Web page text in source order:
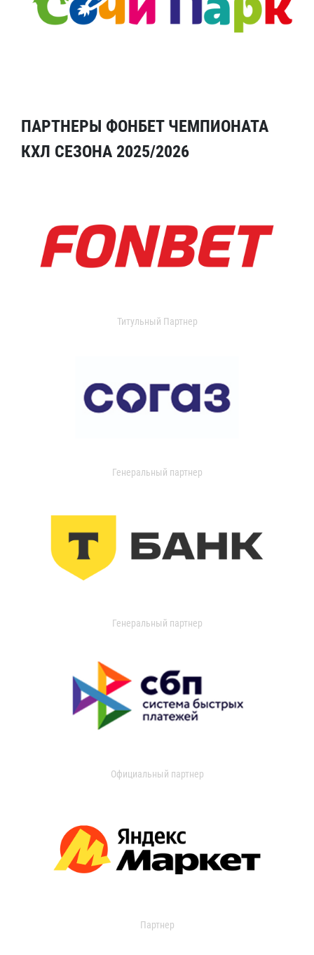
ПАРТНЕРЫ ФОНБЕТ ЧЕМПИОНАТА
КХЛ СЕЗОНА 2025/2026
Титульный Партнер
Генеральный партнер
Генеральный партнер
Официальный партнер
Партнер